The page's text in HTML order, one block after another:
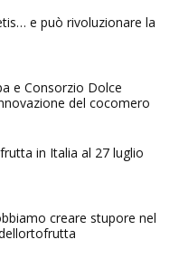
e può rivoluzionare la
e Consorzio Dolce
del cocomero
in Italia al 27 luglio
creare stupore nel